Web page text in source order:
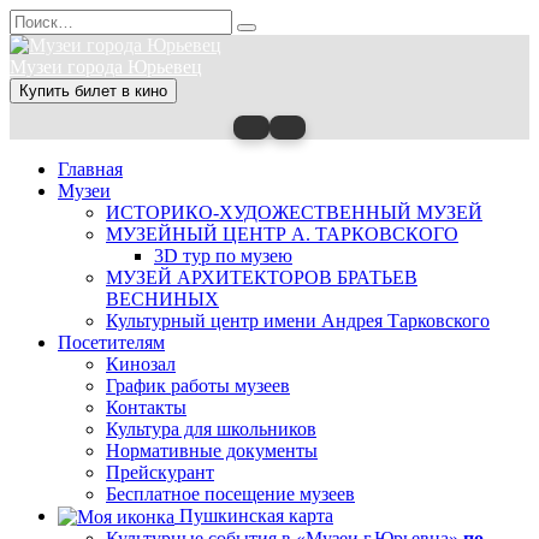
Перейти
к
содержанию
Search
for:
Музеи города Юрьевец
Купить билет в кино
Главная
Музеи
ИСТОРИКО-ХУДОЖЕСТВЕННЫЙ МУЗЕЙ
МУЗЕЙНЫЙ ЦЕНТР А. ТАРКОВСКОГО
3D тур по музею
МУЗЕЙ АРХИТЕКТОРОВ БРАТЬЕВ
ВЕСНИНЫХ
Культурный центр имени Андрея Тарковского
Посетителям
Кинозал
График работы музеев
Контакты
Культура для школьников
Нормативные документы
Прейскурант
Бесплатное посещение музеев
Пушкинская карта